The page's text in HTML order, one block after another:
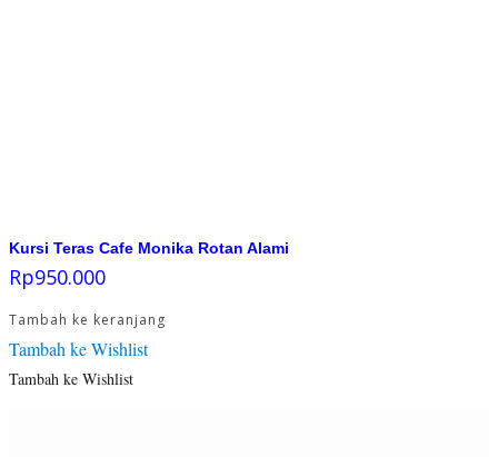
Kursi Teras Cafe Monika Rotan Alami
Rp950.000
Tambah ke keranjang
Tambah ke Wishlist
Tambah ke Wishlist